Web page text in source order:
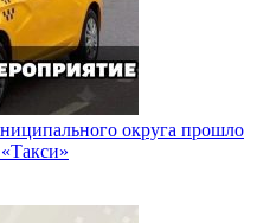
округа прошло